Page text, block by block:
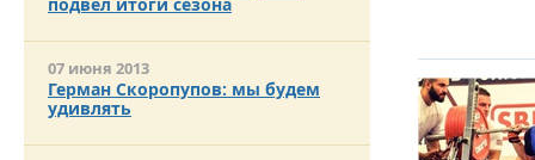
07 июня 2013
Герман Скоропупов: мы будем
удивлять